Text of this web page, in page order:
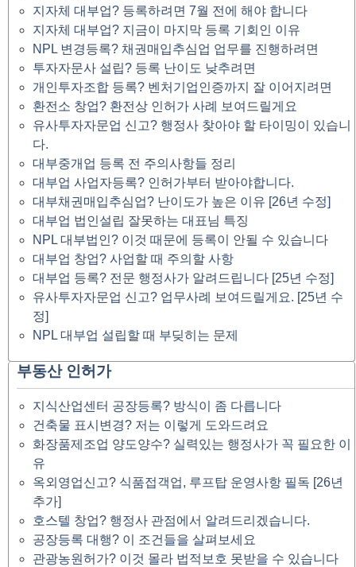
지자체 대부업? 등록하려면 7월 전에 해야 합니다
지자체 대부업? 지금이 마지막 등록 기회인 이유
NPL 변경등록? 채권매입추심업 업무를 진행하려면
투자자문사 설립? 등록 난이도 낮추려면
개인투자조합 등록? 벤처기업인증까지 잘 이어지려면
환전소 창업? 환전상 인허가 사례 보여드릴게요
유사투자자문업 신고? 행정사 찾아야 할 타이밍이 있습니
다.
대부중개업 등록 전 주의사항들 정리
대부업 사업자등록? 인허가부터 받아야합니다.
대부채권매입추심업? 난이도가 높은 이유 [26년 수정]
대부업 법인설립 잘못하는 대표님 특징
NPL 대부법인? 이것 때문에 등록이 안될 수 있습니다
대부업 창업? 사업할 때 주의할 사항
대부업 등록? 전문 행정사가 알려드립니다 [25년 수정]
유사투자자문업 신고? 업무사례 보여드릴게요. [25년 수
정]
NPL 대부업 설립할 때 부딪히는 문제
부동산 인허가
지식산업센터 공장등록? 방식이 좀 다릅니다
건축물 표시변경? 저는 이렇게 도와드려요
화장품제조업 양도양수? 실력있는 행정사가 꼭 필요한 이
유
옥외영업신고? 식품접객업, 루프탑 운영사항 필독 [26년
추가]
호스텔 창업? 행정사 관점에서 알려드리겠습니다.
공장등록 대행? 이 조건들을 살펴보세요
관광농원허가? 이것 몰라 법적보호 못받을 수 있습니다